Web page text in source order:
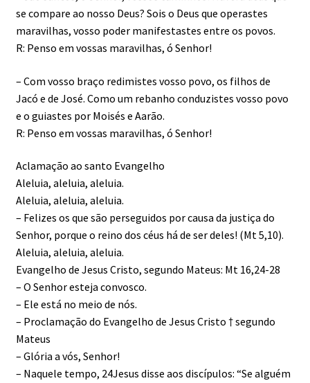
se compare ao nosso Deus? Sois o Deus que operastes
maravilhas, vosso poder manifestastes entre os povos.
R: Penso em vossas maravilhas, ó Senhor!
– Com vosso braço redimistes vosso povo, os filhos de
Jacó e de José. Como um rebanho conduzistes vosso povo
e o guiastes por Moisés e Aarão.
R: Penso em vossas maravilhas, ó Senhor!
Aclamação ao santo Evangelho
Aleluia, aleluia, aleluia.
Aleluia, aleluia, aleluia.
– Felizes os que são perseguidos por causa da justiça do
Senhor, porque o reino dos céus há de ser deles! (Mt 5,10).
Aleluia, aleluia, aleluia.
Evangelho de Jesus Cristo, segundo Mateus: Mt 16,24-28
– O Senhor esteja convosco.
– Ele está no meio de nós.
– Proclamação do Evangelho de Jesus Cristo † segundo
Mateus
– Glória a vós, Senhor!
– Naquele tempo, 24Jesus disse aos discípulos: “Se alguém